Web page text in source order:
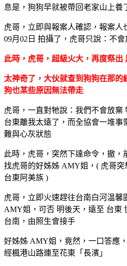
息是，狗狗早就被帶回老家山上養
虎哥，立即與報案人確認，報案人
09月02日 拍攝了，虎哥只說：不會
此時，虎哥，超級火大，再度祭出
太神奇了，大伙就查到狗狗在那的
狗也某些原因無法帶走
虎哥，一直對牠說：我們不會放棄
台東離我太遠了，而全協會一堆事
難與心灰狀態
此時，虎哥，突然下達命令，撤，
找虎哥的好姊姊 AMY姐，( 虎哥
台東阿美族 )
虎哥，立即火速趕往台南白河温馨
AMY姐，可否 明後天，遠至 台東
台南，由照生會接手
好姊姊 AMY姐，竟然，一口答應
經楓港山路連至花東「長濱」